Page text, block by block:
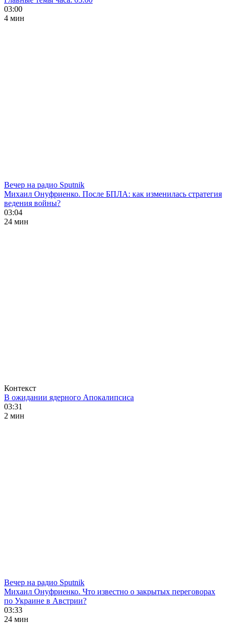
03:00
4 мин
Вечер на радио Sputnik
Михаил Онуфриенко. После БПЛА: как изменилась стратегия
ведения войны?
03:04
24 мин
Контекст
В ожидании ядерного Апокалипсиса
03:31
2 мин
Вечер на радио Sputnik
Михаил Онуфриенко. Что известно о закрытых переговорах
по Украине в Австрии?
03:33
24 мин